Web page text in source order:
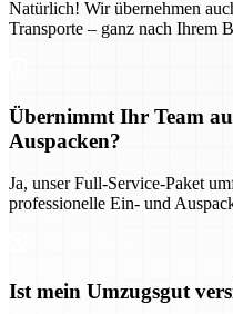
Natürlich! Wir übernehmen
Transporte – ganz nach Ihrem
Übernimmt Ihr Team
Auspacken?
Ja, unser Full-Service-Paket
professionelle Ein- und
Ist mein Umzugsgut